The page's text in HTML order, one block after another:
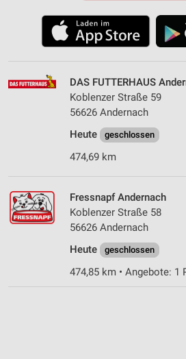
DAS FUTTERHAUS
Koblenzer Straße 59
56626 Andernach
Heute
geschlossen
474,69 km
Fressnapf Andernach
Koblenzer Straße 58
56626 Andernach
Heute
geschlossen
474,85 km • Angebote: 1